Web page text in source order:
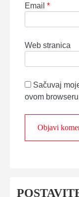
Email *
Web stranica
Sačuvaj
ovom